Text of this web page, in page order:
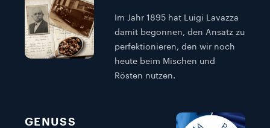
Im Jahr 1895 hat Luigi Lavazza
damit begonnen, den Ansatz zu
perfektionieren, den wir noch
heute beim Mischen und
Rösten nutzen.
GENUSS